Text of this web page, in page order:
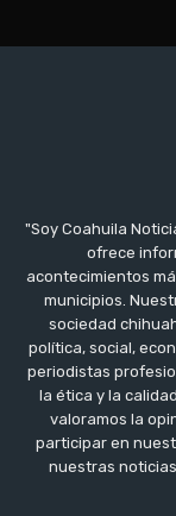
"Soy Coahuila
ofrece
acontecimientos
municipios.
sociedad
política, social,
periodistas
la ética y la
valoramos la
participar en
nuestras